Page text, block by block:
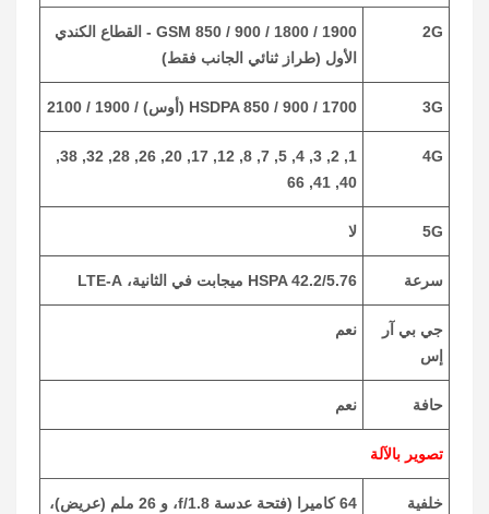
2G
GSM 850 / 900 / 1800 / 1900 - القطاع الكندي
الأول (طراز ثنائي الجانب فقط)
3G HSDPA 850 / 900 / 1700 (أوس) / 1900 / 2100
4G
1, 2, 3, 4, 5, 7, 8, 12, 17, 20, 26, 28, 32, 38,
40, 41, 66
5G لا
سرعة HSPA 42.2/5.76 ميجابت في الثانية، LTE-A
جي بي آر
إس
نعم
حافة نعم
تصوير بالآلة
خلفية
64 كاميرا (فتحة عدسة f/1.8، و 26 ملم (عريض)،